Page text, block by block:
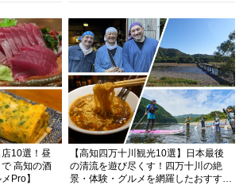
10選！昼
高知の酒
Pro】
【高知四万十川観光10選】日本最後
の清流を遊び尽くす！四万十川の絶
景・体験・グルメを網羅したおすすめ